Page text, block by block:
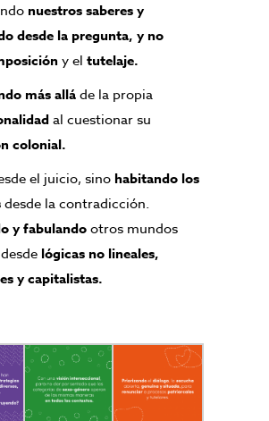
nuestros saberes y
desde la pregunta, y no
y el tutelaje.
más alláde la propia
al cuestionar su
colonial.
el juicio, sino habitando los
desde la contradicción.
y fabulandootros mundos
lógicas no lineales,
y capitalistas.